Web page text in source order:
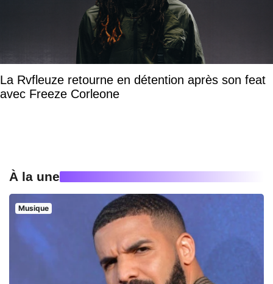
La Rvfleuze retourne en détention après son feat
avec Freeze Corleone
À la une
Musique